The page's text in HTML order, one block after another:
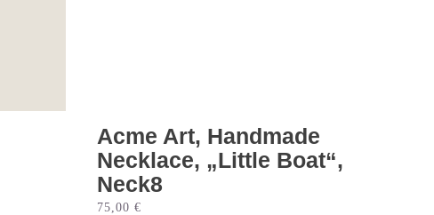
Acme Art, Handmade
Necklace, „Little Boat“,
Neck8
75,00 €